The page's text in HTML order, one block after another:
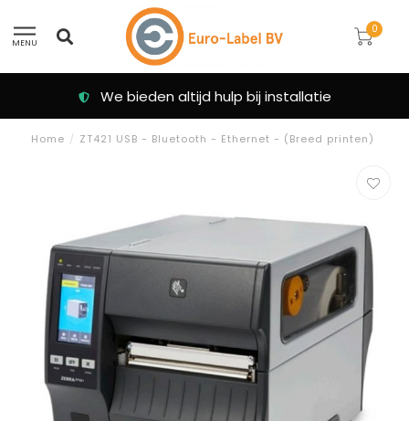
MENU
0
Klanten beoordelen ons met een 9.3
Home / ZT421 USB - Bluetooth - Ethernet - (Breed printen)